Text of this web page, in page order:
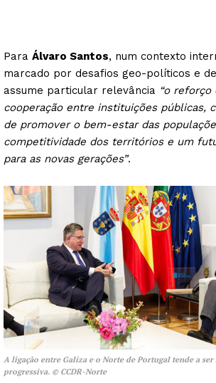
Para Álvaro Santos, num contexto
marcado por desafios geo-políticos e
assume particular relevância “o reforço
cooperação entre instituições públicas,
de promover o bem-estar das
competitividade dos territórios e um
para as novas gerações”.
A ligação entre Galiza e o Norte de Portugal tende a
progressiva. © CCDR-Norte